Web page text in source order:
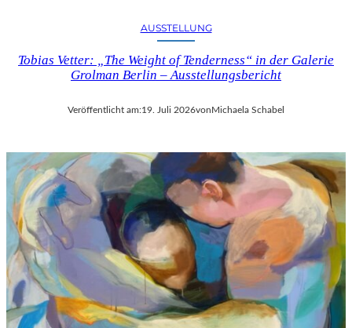
AUSSTELLUNG
Tobias Vetter: „The Weight of Tenderness“ in der Galerie
Grolman Berlin – Ausstellungsbericht
Veröffentlicht am:19. Juli 2026vonMichaela Schabel